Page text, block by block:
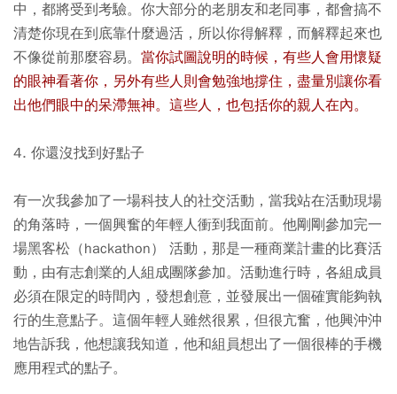
中，都將受到考驗。你大部分的老朋友和老同事，都會搞不
清楚你現在到底靠什麼過活，所以你得解釋，而解釋起來也
不像從前那麼容易。 當你試圖說明的時候，有些人會用懷疑
的眼神看著你，另外有些人則會勉強地撐住，盡量別讓你看
出他們眼中的呆滯無神。這些人，也包括你的親人在內。
4. 你還沒找到好點子
有一次我參加了一場科技人的社交活動，當我站在活動現場
的角落時，一個興奮的年輕人衝到我面前。他剛剛參加完一
場黑客松（hackathon） 活動，那是一種商業計畫的比賽活
動，由有志創業的人組成團隊參加。活動進行時，各組成員
必須在限定的時間內，發想創意，並發展出一個確實能夠執
行的生意點子。這個年輕人雖然很累，但很亢奮，他興沖沖
地告訴我，他想讓我知道，他和組員想出了一個很棒的手機
應用程式的點子。